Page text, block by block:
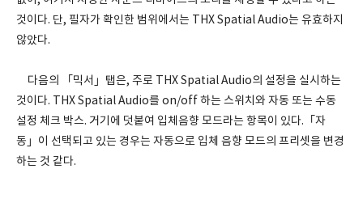
것이다. 단, 필자가 확인한 범위에서는 THX Spatial Audio는 유효하지
않았다.
다음의 「믹서」탭은, 주로 THX Spatial Audio의 설정을 실시하는
것이다. THX Spatial Audio를 on/off 하는 스위치와 자동 또는 수동
설정 체크 박스. 거기에 덧붙여 입체음향 모드라는 항목이 있다.「자
동」이 선택되고 있는 경우는 자동으로 입체 음향 모드의 프리셋을 변경
하는 것 같다.